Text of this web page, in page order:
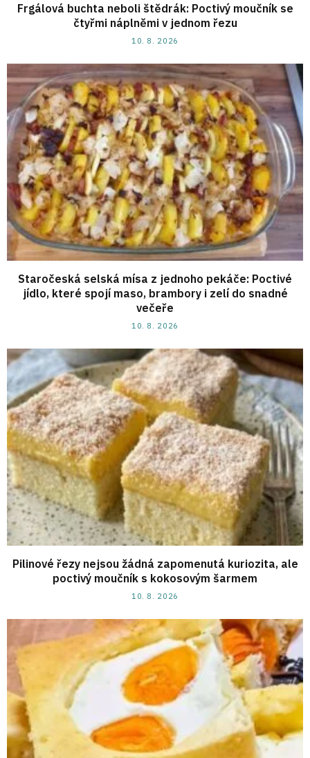
Frgálová buchta neboli štědrák: Poctivý moučník se
čtyřmi náplněmi v jednom řezu
10. 8. 2026
Staročeská selská mísa z jednoho pekáče: Poctivé
jídlo, které spojí maso, brambory i zelí do snadné
večeře
10. 8. 2026
Pilinové řezy nejsou žádná zapomenutá kuriozita, ale
poctivý moučník s kokosovým šarmem
10. 8. 2026